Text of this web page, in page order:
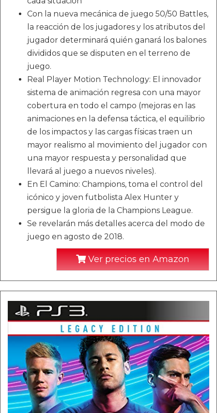
Con la nueva mecánica de juego 50/50 Battles,
la reacción de los jugadores y los atributos del
jugador determinará quién ganará los balones
divididos que se disputen en el terreno de
juego.
Real Player Motion Technology: El innovador
sistema de animación regresa con una mayor
cobertura en todo el campo (mejoras en las
animaciones en la defensa táctica, el equilibrio
de los impactos y las cargas físicas traen un
mayor realismo al movimiento del jugador con
una mayor respuesta y personalidad que
llevará al juego a nuevos niveles).
En El Camino: Champions, toma el control del
icónico y joven futbolista Alex Hunter y
persigue la gloria de la Champions League.
Se revelarán más detalles acerca del modo de
juego en agosto de 2018.
Ver precios en Amazon